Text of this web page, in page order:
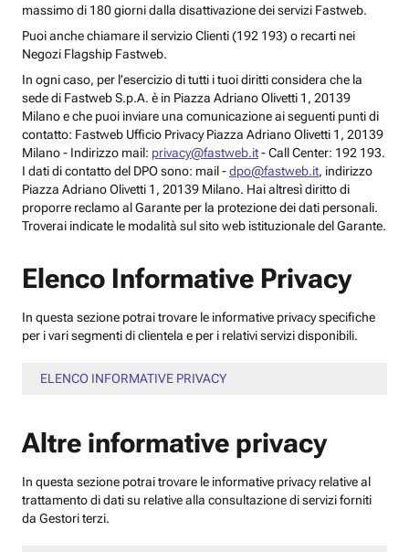
massimo di 180 giorni dalla disattivazione dei servizi Fastweb.
Puoi anche chiamare il servizio Clienti (192 193) o recarti nei
Negozi Flagship Fastweb.
In ogni caso, per l’esercizio di tutti i tuoi diritti considera che la
sede di Fastweb S.p.A. è in Piazza Adriano Olivetti 1, 20139
Milano e che puoi inviare una comunicazione ai seguenti punti di
contatto: Fastweb Ufficio Privacy Piazza Adriano Olivetti 1, 20139
Milano - Indirizzo mail: privacy@fastweb.it- Call Center: 192 193.
I dati di contatto del DPO sono: mail -dpo@fastweb.it, indirizzo
Piazza Adriano Olivetti 1, 20139 Milano. Hai altresì diritto di
proporre reclamo al Garante per la protezione dei dati personali.
Troverai indicate le modalità sul sito web istituzionale del Garante.
Elenco Informative Privacy
In questa sezione potrai trovare le informative privacy specifiche
per i vari segmenti di clientela e per i relativi servizi disponibili.
ELENCO INFORMATIVE PRIVACY
Altre informative privacy
In questa sezione potrai trovare le informative privacy relative al
trattamento di dati su relative alla consultazione di servizi forniti
da Gestori terzi.